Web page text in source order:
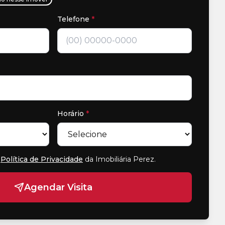
Telefone *
Horário *
Política de Privacidade da Imobiliária Perez.
Agendar Visita